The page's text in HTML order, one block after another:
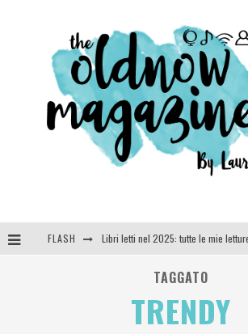
FLASH
SEE YOU AT 5 | Chanel
TAGGATO
TRENDY